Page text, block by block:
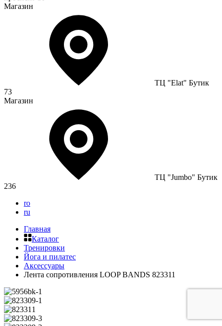
Магазин
ТЦ "Elat" Бутик
73
Магазин
ТЦ "Jumbo" Бутик
236
ro
ru
Главная
Каталог
Тренировки
Йога и пилатес
Аксессуары
Лента сопротивления LOOP BANDS 823311